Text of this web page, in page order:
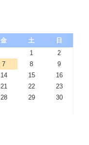
金 土
日
1
2
7 8
9
14 15
16
21 22
23
28 29
30